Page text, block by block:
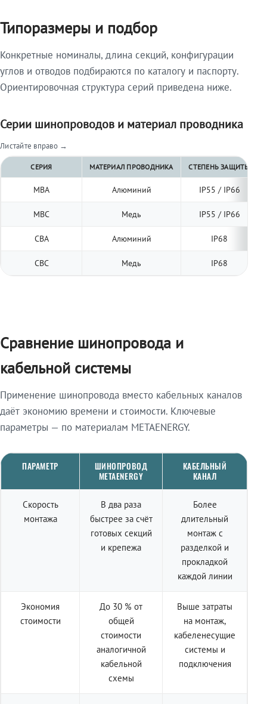
Типоразмеры и подбор
Конкретные номиналы, длина секций, конфигурации
углов и отводов подбираются по каталогу и паспорту.
Ориентировочная структура серий приведена ниже.
Серии шинопроводов и материал проводника
Листайте вправо →
СЕРИЯ МАТЕРИАЛ ПРОВОДНИКА СТЕПЕНЬ ЗАЩИТЫ
МВА Алюминий IP55 / IP66
МВС Медь IP55 / IP66
СВА Алюминий IP68
СВС Медь IP68
Сравнение шинопровода и
кабельной системы
Применение шинопровода вместо кабельных каналов
даёт экономию времени и стоимости. Ключевые
параметры — по материалам METAENERGY.
ПАРАМЕТР
ШИНОПРОВОД
METAENERGY
КАБЕЛЬНЫЙ
КАНАЛ
Скорость
монтажа
В два раза
быстрее за счёт
готовых секций
и крепежа
Более
длительный
монтаж с
разделкой и
прокладкой
каждой линии
Экономия
стоимости
До 30 % от
общей
стоимости
аналогичной
кабельной
схемы
Выше затраты
на монтаж,
кабеленесущие
системы и
подключения